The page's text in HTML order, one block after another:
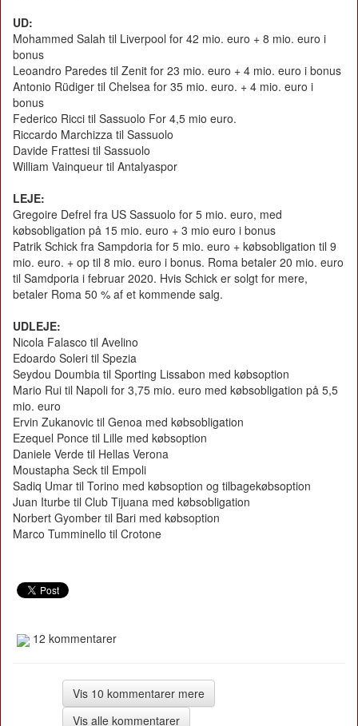
UD:
Mohammed Salah til Liverpool for 42 mio. euro + 8 mio. euro i
bonus
Leoandro Paredes til Zenit for 23 mio. euro + 4 mio. euro i bonus
Antonio Rüdiger til Chelsea for 35 mio. euro. + 4 mio. euro i
bonus
Federico Ricci til Sassuolo For 4,5 mio euro.
Riccardo Marchizza til Sassuolo
Davide Frattesi til Sassuolo
William Vainqueur til Antalyaspor
LEJE:
Gregoire Defrel fra US Sassuolo for 5 mio. euro, med
købsobligation på 15 mio. euro + 3 mio euro i bonus
Patrik Schick fra Sampdoria for 5 mio. euro + købsobligation til 9
mio. euro. + op til 8 mio. euro i bonus. Roma betaler 20 mio. euro
til Samdporia i februar 2020. Hvis Schick er solgt for mere,
betaler Roma 50 % af et kommende salg.
UDLEJE:
Nicola Falasco til Avelino
Edoardo Soleri til Spezia
Seydou Doumbia til Sporting Lissabon med købsoption
Mario Rui til Napoli for 3,75 mio. euro med købsobligation på 5,5
mio. euro
Ervin Zukanovic til Genoa med købsobligation
Ezequel Ponce til Lille med købsoption
Daniele Verde til Hellas Verona
Moustapha Seck til Empoli
Sadiq Umar til Torino med købsoption og tilbagekøbsoption
Juan Iturbe til Club Tijuana med købsobligation
Norbert Gyomber til Bari med købsoption
Marco Tumminello til Crotone
12 kommentarer
Vis 10 kommentarer mere
Vis alle kommentarer